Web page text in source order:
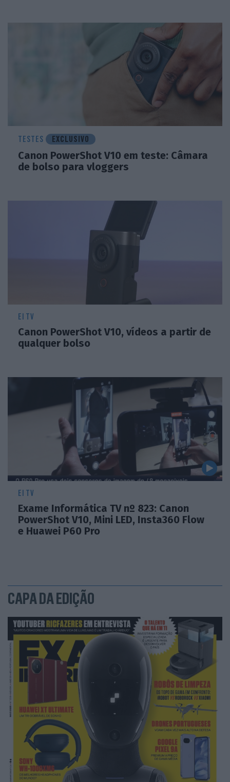
TESTES EXCLUSIVO
Canon PowerShot V10 em teste: Câmara
de bolso para vloggers
EI TV
Canon PowerShot V10, vídeos a partir de
qualquer bolso
EI TV
Exame Informática TV nº 823: Canon
PowerShot V10, Mini LED, Insta360 Flow
e Huawei P60 Pro
CAPA DA EDIÇÃO